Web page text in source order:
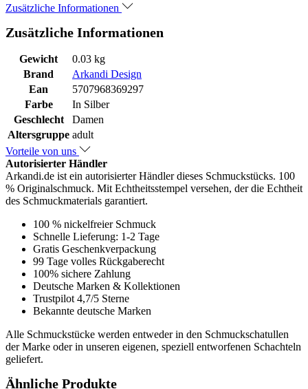
Zusätzliche Informationen
Zusätzliche Informationen
Gewicht
0.03 kg
Brand
Arkandi Design
Ean
5707968369297
Farbe
In Silber
Geschlecht
Damen
Altersgruppe adult
Vorteile von uns
Autorisierter Händler
Arkandi.de ist ein autorisierter Händler dieses Schmuckstücks. 100
% Originalschmuck. Mit Echtheitsstempel versehen, der die Echtheit
des Schmuckmaterials garantiert.
100 % nickelfreier Schmuck
Schnelle Lieferung: 1-2 Tage
Gratis Geschenkverpackung
99 Tage volles Rückgaberecht
100% sichere Zahlung
Deutsche Marken & Kollektionen
Trustpilot 4,7/5 Sterne
Bekannte deutsche Marken
Alle Schmuckstücke werden entweder in den Schmuckschatullen
der Marke oder in unseren eigenen, speziell entworfenen Schachteln
geliefert.
Ähnliche Produkte